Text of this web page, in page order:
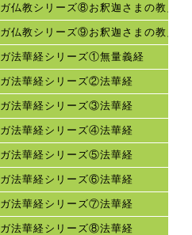
仏教シリーズ⑧お釈迦さまの教え
仏教シリーズ⑨お釈迦さまの教え
法華経シリーズ①無量義経
法華経シリーズ②法華経
法華経シリーズ③法華経
法華経シリーズ④法華経
法華経シリーズ⑤法華経
法華経シリーズ⑥法華経
法華経シリーズ⑦法華経
法華経シリーズ⑧法華経